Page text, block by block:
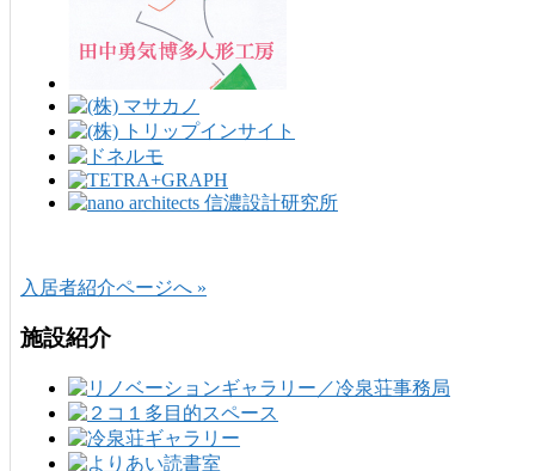
入居者紹介ページへ »
施設紹介